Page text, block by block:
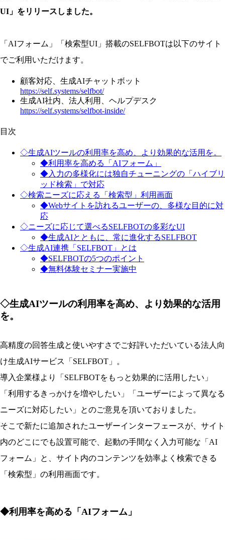
UI」をリリースしました。
「AIフォーム」「検索型UI」搭載のSELFBOTは以下のサイト
でご利用いただけます。
顧客対応、生成AIチャットボット
https://self.systems/selfbot/
生成AI社内、法人利用、ヘルプデスク
https://self.systems/selfbot-inside/
目次
◇生成AIツールの利用率を高め、より効果的な活用を。
◆利用率を高める「AIフォーム」
◆入力の多様化には独自チューニングの「ハイブリ
ッド検索」で対応
◇検索ニーズに応える「検索型」利用画面
◆Webサイトを訪れるユーザーの、多様な目的に対
応
◇ニーズに応じて選べるSELFBOTの多彩なUI
◆生成AIとともに、常に進化するSELFBOT
◇生成AI連携「SELFBOT」とは
◆SELFBOTの5つのポイント
◆無料体験セミナー実施中
◇生成AIツールの利用率を高め、より効果的な活用
を。
高精度の回答生成と使いやすさでご好評いただいている法人向
け生成AIサービス「SELFBOT」。
導入企業様より「SELFBOTをもっと効果的に活用したい」
「利用するきっかけを増やしたい」「ユーザーによって異なる
ニーズに対応したい」とのご意見を頂いておりました。
そこで新たに追加されたユーザーインターフェースが、サイト
内のどこにでも設置可能で、起動の手間なく入力可能な「AI
フォーム」と、サイト内のコンテンツを効率よく検索できる
「検索型」の利用画面です。
◆利用率を高める「AIフォーム」